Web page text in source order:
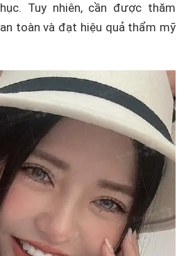
Tuy nhiên, cần được thăm
toàn và đạt hiệu quả thẩm mỹ